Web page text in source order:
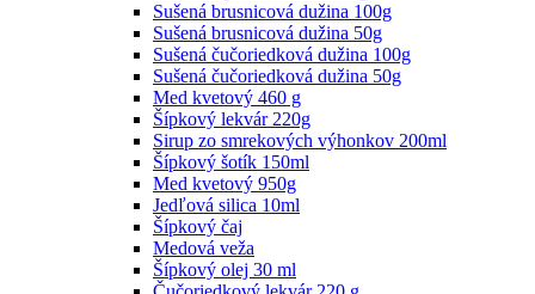
Sušená brusnicová dužina 100g
Sušená brusnicová dužina 50g
Sušená čučoriedková dužina 100g
Sušená čučoriedková dužina 50g
Med kvetový 460 g
Šípkový lekvár 220g
Sirup zo smrekových výhonkov 200ml
Šípkový šotík 150ml
Med kvetový 950g
Jedľová silica 10ml
Šípkový čaj
Medová veža
Šípkový olej 30 ml